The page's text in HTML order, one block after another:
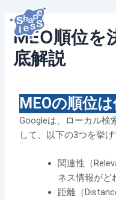
MEO順位を
底解説
MEOの順位
Googleは、ローカル検
して、以下の3つを挙げ
関連性（
ネス情報がど
距離（
navigation